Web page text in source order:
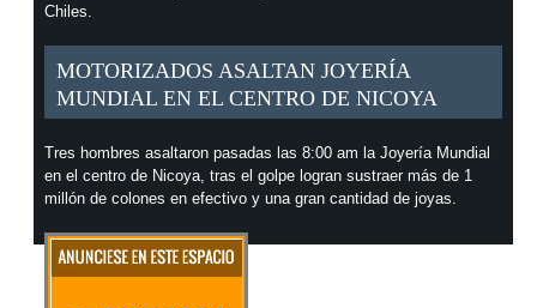
Chiles.
MOTORIZADOS ASALTAN JOYERÍA
MUNDIAL EN EL CENTRO DE NICOYA
Tres hombres asaltaron pasadas las 8:00 am la Joyería Mundial
en el centro de Nicoya, tras el golpe logran sustraer más de 1
millón de colones en efectivo y una gran cantidad de joyas.